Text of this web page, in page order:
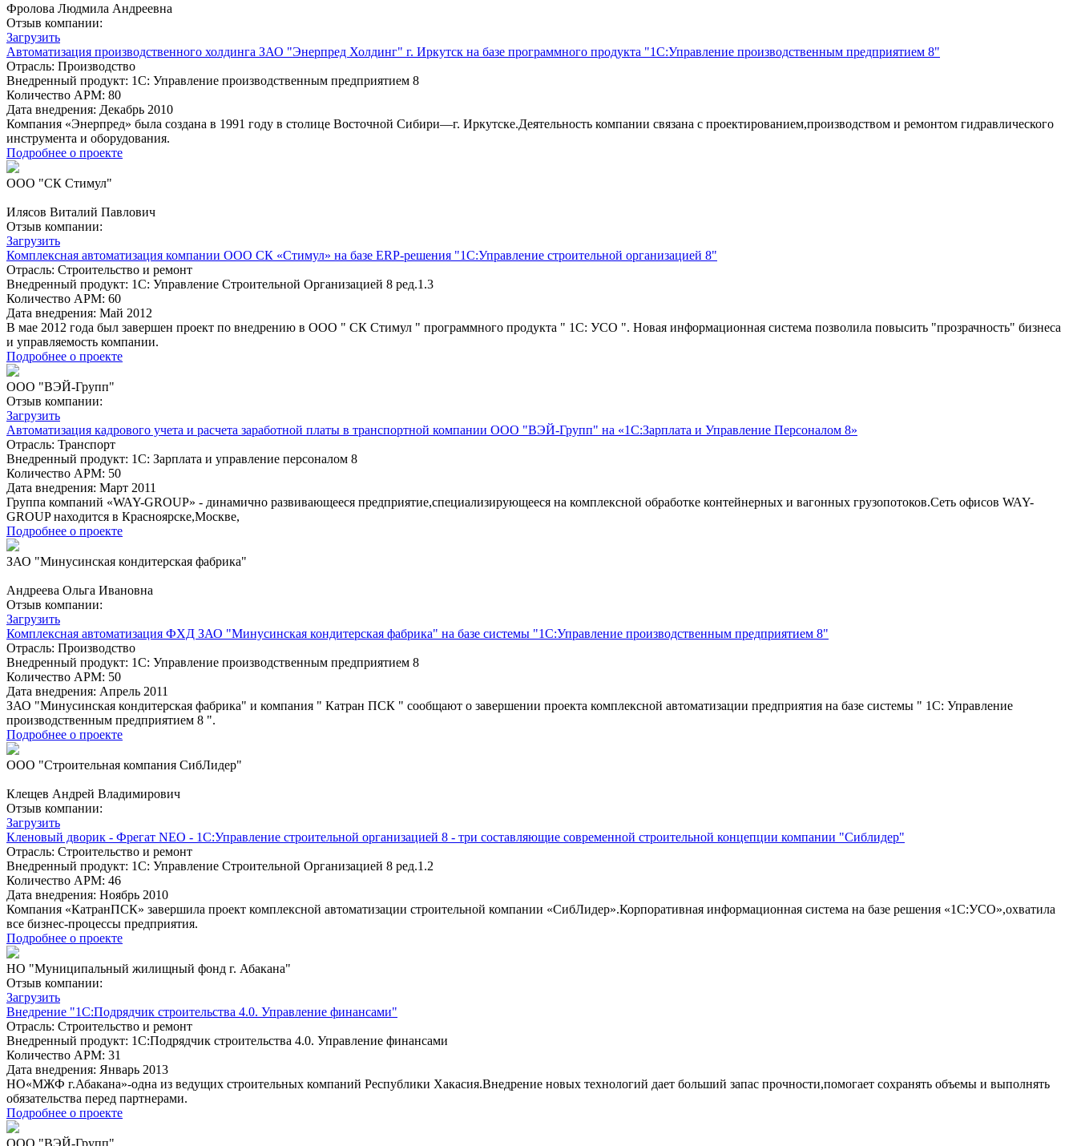
Фролова Людмила Андреевна
Отзыв компании:
Загрузить
Автоматизация производственного холдинга ЗАО "Энерпред Холдинг" г. Иркутск на базе программного продукта "1С:Управление производственным предприятием 8"
Отрасль: Производство
Внедренный продукт: 1С: Управление производственным предприятием 8
Количество АРМ: 80
Дата внедрения: Декабрь 2010
Компания «Энеpпpед» была создана в 1991 году в столице Восточной Сибири—г. Иркутске.Деятельность компании связана с проектированием,производством и ремонтом гидравлического
инструмента и оборудования.
Подробнее о проекте
ООО "СК Стимул"
Илясов Виталий Павлович
Отзыв компании:
Загрузить
Комплексная автоматизация компании ООО СК «Стимул» на базе ERP-решения "1С:Управление строительной организацией 8"
Отрасль: Строительство и ремонт
Внедренный продукт: 1С: Управление Строительной Организацией 8 ред.1.3
Количество АРМ: 60
Дата внедрения: Май 2012
В мае 2012 года был завершен проект по внедрению в ООО " СК Стимул " программного продукта " 1С: УСО ". Новая информационная система позволила повысить "прозрачность" бизнеса
и управляемость компании.
Подробнее о проекте
ООО "ВЭЙ-Групп"
Отзыв компании:
Загрузить
Автоматизация кадрового учета и расчета заработной платы в транспортной компании ООО "ВЭЙ-Групп" на «1С:Зарплата и Управление Персоналом 8»
Отрасль: Транспорт
Внедренный продукт: 1С: Зарплата и управление персоналом 8
Количество АРМ: 50
Дата внедрения: Март 2011
Группа компаний «WAY-GROUP» - динамично развивающееся предприятие,специализирующееся на комплексной обработке контейнерных и вагонных грузопотоков.Сеть офисов WAY-
GROUP находится в Красноярске,Москве,
Подробнее о проекте
ЗАО "Минусинская кондитерская фабрика"
Андреева Ольга Ивановна
Отзыв компании:
Загрузить
Комплексная автоматизация ФХД ЗАО "Минусинская кондитерская фабрика" на базе системы "1С:Управление производственным предприятием 8"
Отрасль: Производство
Внедренный продукт: 1С: Управление производственным предприятием 8
Количество АРМ: 50
Дата внедрения: Апрель 2011
ЗАО "Минусинская кондитерская фабрика" и компания " Катран ПСК " сообщают о завершении проекта комплексной автоматизации предприятия на базе системы " 1С: Управление
производственным предприятием 8 ".
Подробнее о проекте
ООО "Строительная компания СибЛидер"
Клещев Андрей Владимирович
Отзыв компании:
Загрузить
Кленовый дворик - Фрегат NEO - 1С:Управление строительной организацией 8 - три составляющие современной строительной концепции компании "Сиблидер"
Отрасль: Строительство и ремонт
Внедренный продукт: 1С: Управление Строительной Организацией 8 ред.1.2
Количество АРМ: 46
Дата внедрения: Ноябрь 2010
Компания «КатранПСК» завершила проект комплексной автоматизации строительной компании «СибЛидер».Корпоративная информационная система на базе решения «1С:УСО»,охватила
все бизнес-процессы предприятия.
Подробнее о проекте
НО "Муниципальный жилищный фонд г. Абакана"
Отзыв компании:
Загрузить
Внедрение "1С:Подрядчик строительства 4.0. Управление финансами"
Отрасль: Строительство и ремонт
Внедренный продукт: 1С:Подрядчик строительства 4.0. Управление финансами
Количество АРМ: 31
Дата внедрения: Январь 2013
НО«МЖФ г.Абакана»-одна из ведущих строительных компаний Республики Хакасия.Внедрение новых технологий дает больший запас прочности,помогает сохранять объемы и выполнять
обязательства перед партнерами.
Подробнее о проекте
ООО "ВЭЙ-Групп"